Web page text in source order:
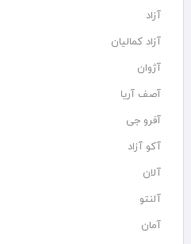
آزاد
آزاد کمالیان
آژوان
آصف آریا
آفرو جی
آکو آزاد
آلان
آلنتو
آمان